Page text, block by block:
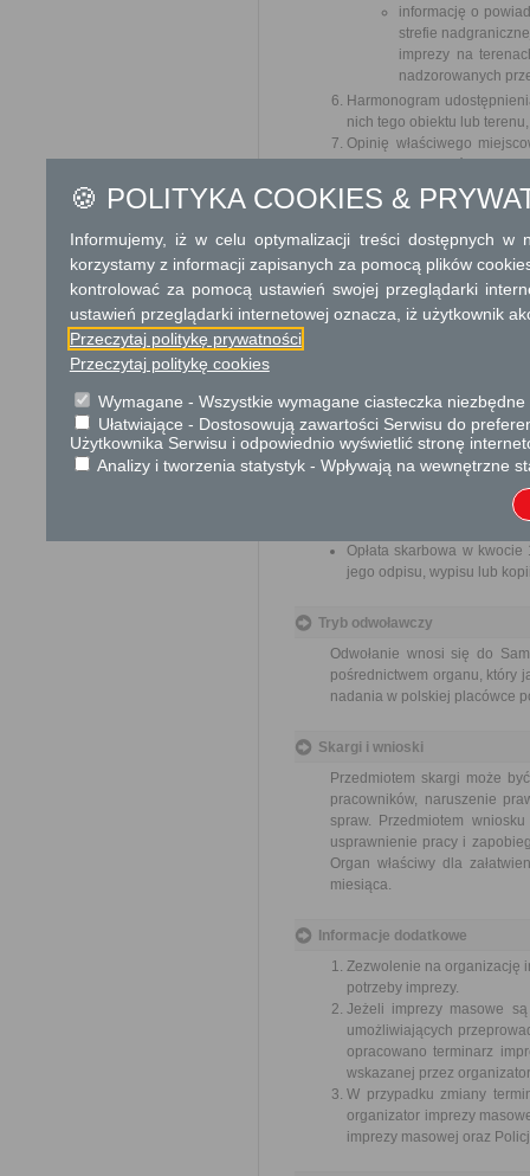
informację o
strefie
imprezy na
nadzorowanych
Harmonogram
nich tego obiektu lub
Opinię właściwego
niezwłocznie, jednak nie
Dowód wniesienia opłaty.
Odbiorca usługi
Obywatel, Przedsiębiorca,
Informacja
Dodatkowe
Opłata skarbowa w
jego odpisu, wypisu lub
Tryb odwoławczy
Odwołanie wnosi się do
pośrednictwem organu, który
nadania w polskiej placówce
Skargi i wnioski
Przedmiotem skargi może
pracowników, naruszenie
spraw. Przedmiotem
usprawnienie pracy i
Organ właściwy dla
miesiąca.
Informacje dodatkowe
Zezwolenie na organizację
potrzeby imprezy.
Jeżeli imprezy masowe
umożliwiających
opracowano terminarz
wskazanej przez
W przypadku zmiany
organizator imprezy
imprezy masowej oraz
🍪 POLITYKA COOKIES &
Informujemy, iż w celu optymalizacji treści dostępnych w
korzystamy z informacji zapisanych za pomocą plików
kontrolować za pomocą ustawień swojej przeglądarki
ustawień przeglądarki internetowej oznacza, iż użytkownik
Przeczytaj politykę prywatności
Przeczytaj politykę cookies
Wymagane - Wszystkie wymagane ciasteczka
Ułatwiające - Dostosowują zawartości Serwisu do
Użytkownika Serwisu i odpowiednio wyświetlić stronę
Analizy i tworzenia statystyk - Wpływają na wewnętrzne